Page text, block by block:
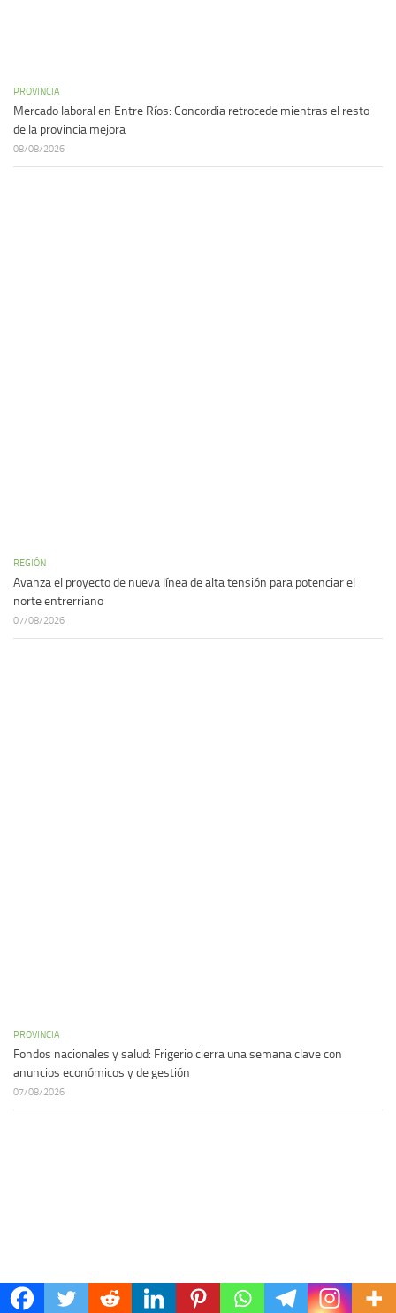
PROVINCIA
Mercado laboral en Entre Ríos: Concordia retrocede mientras el resto
de la provincia mejora
08/08/2026
REGIÓN
Avanza el proyecto de nueva línea de alta tensión para potenciar el
norte entrerriano
07/08/2026
PROVINCIA
Fondos nacionales y salud: Frigerio cierra una semana clave con
anuncios económicos y de gestión
07/08/2026